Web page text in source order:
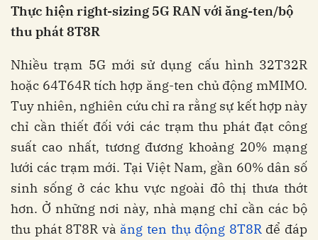
Thực hiện right-sizing 5G RAN với ăng-ten/bộ
thu phát 8T8R
Nhiều trạm 5G mới sử dụng cấu hình 32T32R
hoặc 64T64R tích hợp ăng-ten chủ động mMIMO.
Tuy nhiên, nghiên cứu chỉ ra rằng sự kết hợp này
chỉ cần thiết đối với các trạm thu phát đạt công
suất cao nhất, tương đương khoảng 20% mạng
lưới các trạm mới. Tại Việt Nam, gần 60% dân số
sinh sống ở các khu vực ngoài đô thị thưa thớt
hơn. Ở những nơi này, nhà mạng chỉ cần các bộ
thu phát 8T8R và ăng ten thụ động 8T8Rđể đáp